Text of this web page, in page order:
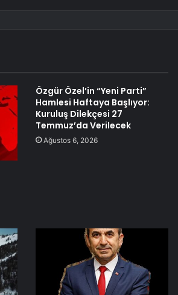
Özgür Özel’in “Yeni Parti”
Hamlesi Haftaya Başlıyor:
Kuruluş Dilekçesi 27
Temmuz’da Verilecek
Ağustos 6, 2026